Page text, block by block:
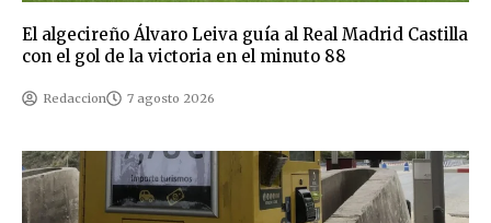
El algecireño Álvaro Leiva guía al Real Madrid Castilla
con el gol de la victoria en el minuto 88
Redaccion 7 agosto 2026